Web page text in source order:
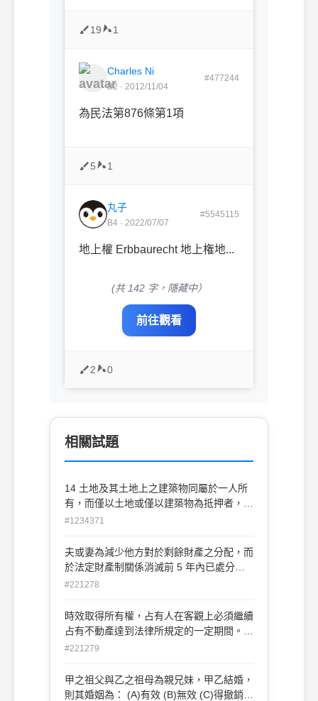
19 1
Charles Ni
B2 · 2012/11/04
#477244
為民法第876條第1項
5 1
丸子
B4 · 2022/07/07
#5545115
地上權 Erbbaurecht 地上権地...
(共 142 字，隱藏中）
前往觀看
2 0
相關試題
14 土地及其土地上之建築物同屬於一人所
有，而僅以土地或僅以建築物為抵押者，於
抵押物拍賣時，視為已設定何種權 利？ (A)
#1234371
夫或妻為減少他方對於剩餘財產之分配，而
於法定財產制關係消滅前 5 年內已處分之
婚後財產，視為現存之婚後財產， 此規定
(D)剩餘財產分配請求權
#221278
時效取得所有權，占有人在客觀上必須繼續
占有不動產達到法律所規定的一定期間。關
於繼續占有的事實如何舉證？ (A)占有人必
占有人只要舉證證明前後兩時為占有者，推
定前後兩時之間，繼續占有 (C)占有人只要
#221279
甲之祖父與乙之祖母為親兄妹，甲乙結婚，
則其婚姻為： (A)有效 (B)無效 (C)得撤銷